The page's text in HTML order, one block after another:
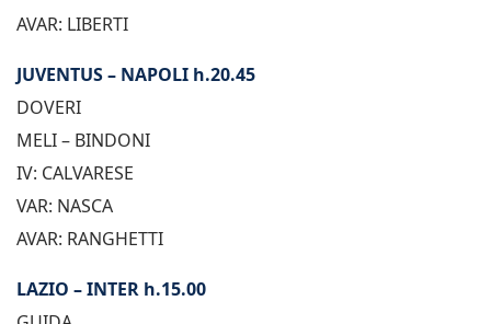
AVAR: LIBERTI
JUVENTUS – NAPOLI h.20.45
DOVERI
MELI – BINDONI
IV: CALVARESE
VAR: NASCA
AVAR: RANGHETTI
LAZIO – INTER h.15.00